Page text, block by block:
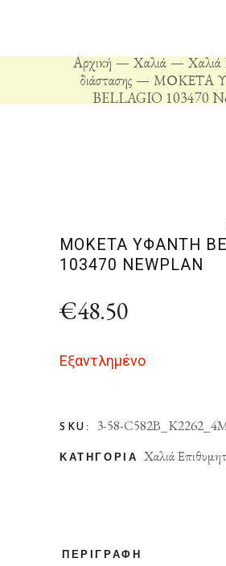
Αρχική Χαλιά
Χαλιά
διάστασης
ΜΟΚΕΤΑ
BELLAGIO 103470
ΜΟΚΕΤΑ ΥΦΑΝΤΗ
103470 NEWPLAN
€48.50
Εξαντλημένο
SKU: 3-58-
ΚΑΤΗΓΟΡΊΑ Χαλιά
ΠΕΡΙΓΡΑΦΉ